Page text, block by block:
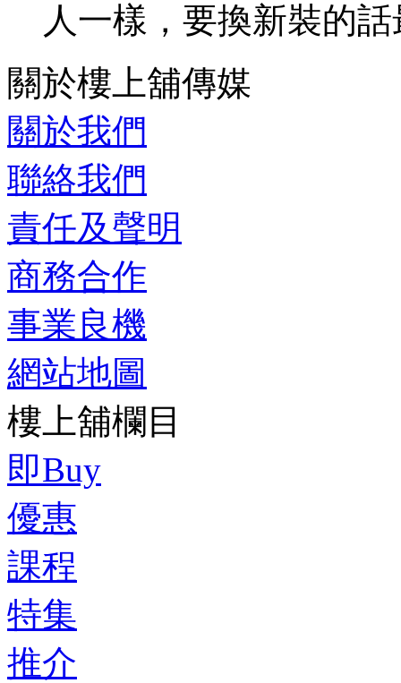
人一樣，要換新裝的
關於樓上舖傳媒
關於我們
聯絡我們
責任及聲明
商務合作
事業良機
網站地圖
樓上舖欄目
即Buy
優惠
課程
特集
推介